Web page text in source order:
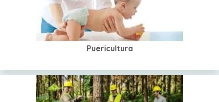
Puericultura